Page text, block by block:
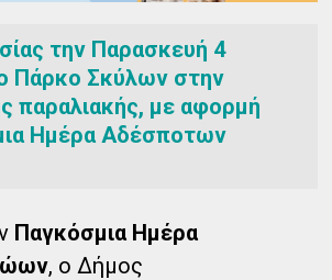
την Παρασκευή 4
Πάρκο Σκύλων στην
παραλιακής, με αφορμή
Ημέρα Αδέσποτων
Παγκόσμια Ημέρα
, ο Δήμος